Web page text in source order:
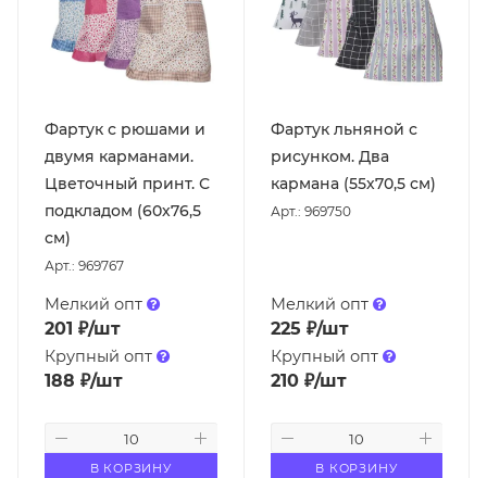
Фартук с рюшами и
двумя карманами.
Цветочный принт. С
подкладом (60х76,5
см)
Арт.: 969767
Мелкий опт
201 ₽/шт
Крупный опт
188 ₽/шт
В КОРЗИНУ
Фартук льняной с
рисунком. Два
кармана (55х70,5 см)
Арт.: 969750
Мелкий опт
225 ₽/шт
Крупный опт
210₽/шт
В КОРЗИНУ